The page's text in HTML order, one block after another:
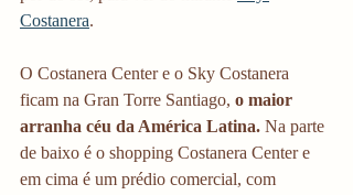
Costanera.
O Costanera Center e o Sky Costanera
ficam na Gran Torre Santiago, o maior
arranha céu da América Latina. Na parte
de baixo é o shopping Costanera Center e
em cima é um prédio comercial, com